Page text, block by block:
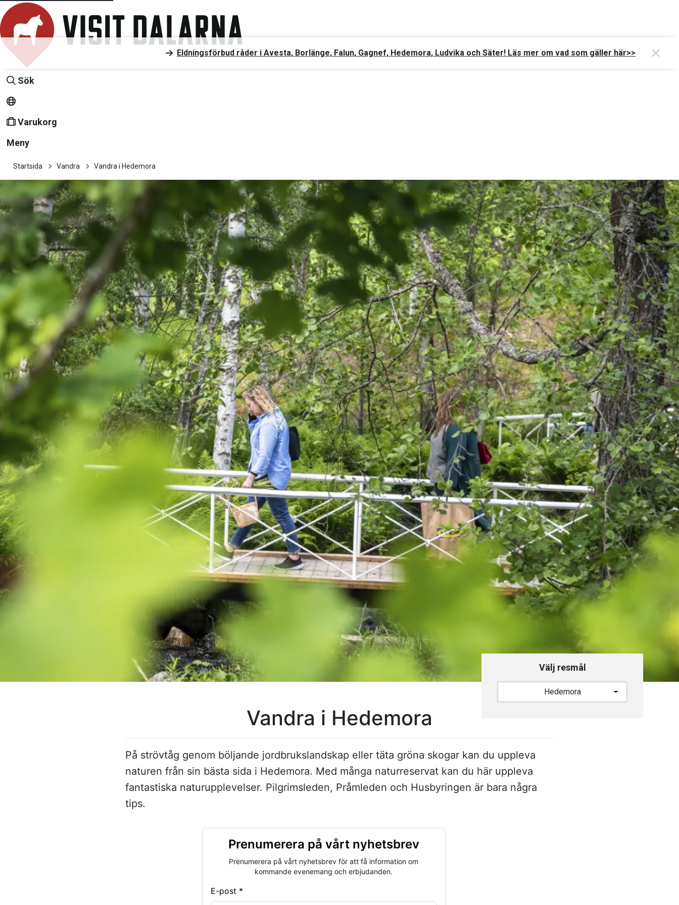
Sök
Varukorg
Meny
Eldningsförbud råder i Avesta, Borlänge, Falun, Gagnef, Hedemora, Ludvika och Säter! Läs mer om vad som gäller här>>
Startsida Vandra Vandra i Hedemora
Välj resmål
Hedemora
Vandra i Hedemora
På strövtåg genom böljande jordbruks­landskap eller täta gröna skogar kan du uppleva
naturen från sin bästa sida i Hedemora. Med många natur­reservat kan du här uppleva
fantastiska natur­upplevelser. Pilgrimsleden, Pråmleden och Husbyringen är bara några
tips.
Prenumerera på vårt nyhetsbrev
Prenumerera på vårt nyhetsbrev för att få information om
kommande evenemang och erbjudanden.
E-post *